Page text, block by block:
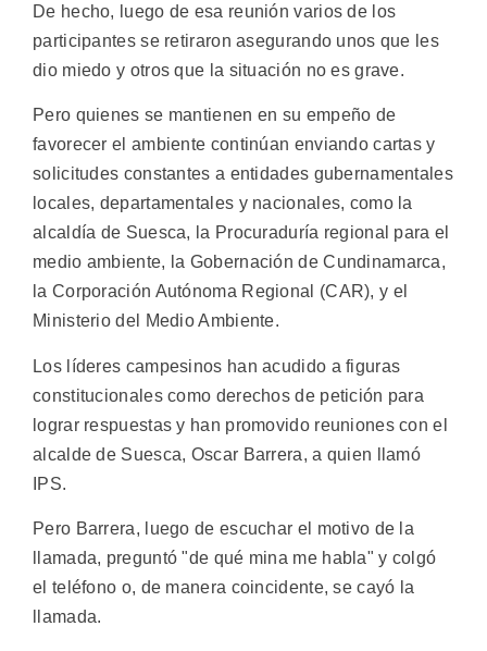
De hecho, luego de esa reunión varios de los
participantes se retiraron asegurando unos que les
dio miedo y otros que la situación no es grave.
Pero quienes se mantienen en su empeño de
favorecer el ambiente continúan enviando cartas y
solicitudes constantes a entidades gubernamentales
locales, departamentales y nacionales, como la
alcaldía de Suesca, la Procuraduría regional para el
medio ambiente, la Gobernación de Cundinamarca,
la Corporación Autónoma Regional (CAR), y el
Ministerio del Medio Ambiente.
Los líderes campesinos han acudido a figuras
constitucionales como derechos de petición para
lograr respuestas y han promovido reuniones con el
alcalde de Suesca, Oscar Barrera, a quien llamó
IPS.
Pero Barrera, luego de escuchar el motivo de la
llamada, preguntó "de qué mina me habla" y colgó
el teléfono o, de manera coincidente, se cayó la
llamada.